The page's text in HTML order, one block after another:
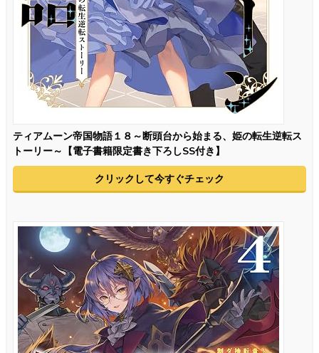
ティアムーン帝国物語１８～断頭台から始まる、姫の転生逆転ス
トーリー～【電子書籍限定書き下ろしSS付き】
クリックして今すぐチェック